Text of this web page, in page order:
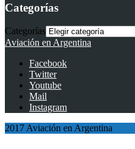
Categorías
Categorías
Aviación en Argentina
Facebook
Twitter
Youtube
Mail
Instagram
2017 Aviación en Argentina